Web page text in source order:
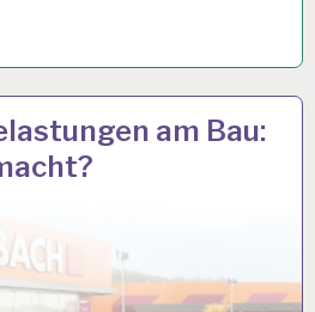
am Bau: